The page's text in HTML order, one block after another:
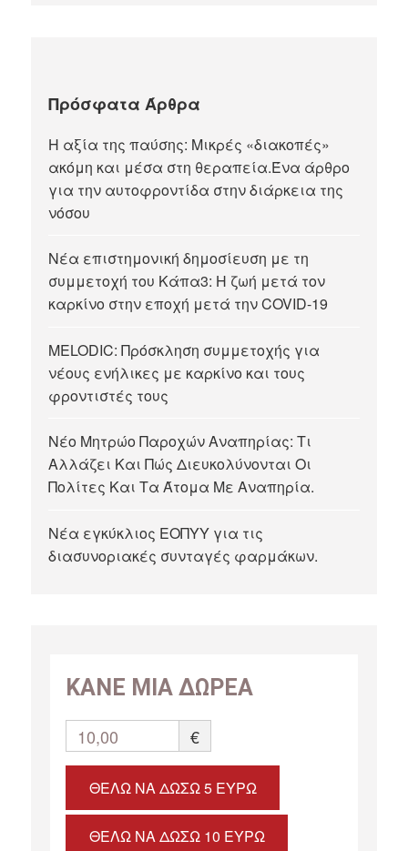
Πρόσφατα Άρθρα
Η αξία της παύσης: Μικρές «διακοπές»
ακόμη και μέσα στη θεραπεία.Ένα άρθρο
για την αυτοφροντίδα στην διάρκεια της
νόσου
Νέα επιστημονική δημοσίευση με τη
συμμετοχή του Κάπα3: Η ζωή μετά τον
καρκίνο στην εποχή μετά την COVID-19
MELODIC: Πρόσκληση συμμετοχής για
νέους ενήλικες με καρκίνο και τους
φροντιστές τους
Νέο Μητρώο Παροχών Αναπηρίας: Τι
Αλλάζει Και Πώς Διευκολύνονται Οι
Πολίτες Και Τα Άτομα Με Αναπηρία.
Νέα εγκύκλιος ΕΟΠΥΥ για τις
διασυνοριακές συνταγές φαρμάκων.
ΚΑΝΕ ΜΙΑ ΔΩΡΕΑ
10,00 €
ΘΈΛΩ ΝΑ ΔΏΣΩ 5 ΕΥΡΏ
ΘΈΛΩ ΝΑ ΔΏΣΩ 10 ΕΥΡΏ